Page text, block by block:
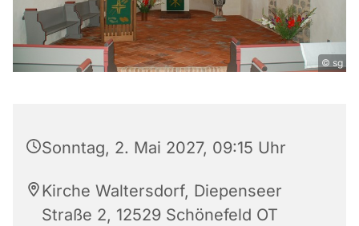
© sg
Sonntag, 2. Mai 2027, 09:15 Uhr
Kirche Waltersdorf, Diepenseer
Straße 2, 12529 Schönefeld OT